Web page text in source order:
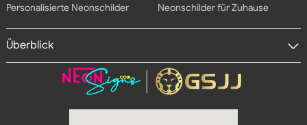
Personalisierte Neonschilder Neonschilder für Zuhause
Überblick